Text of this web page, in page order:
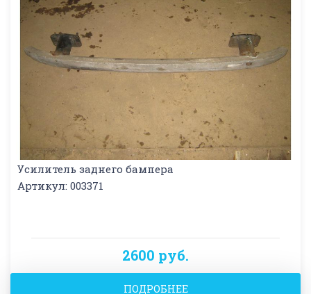
Усилитель заднего бампера
Артикул: 003371
2600 руб.
ПОДРОБНЕЕ